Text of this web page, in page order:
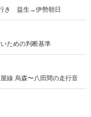
行き 益生→伊勢朝日
ための判断基準
線 烏森〜八田間の走行音